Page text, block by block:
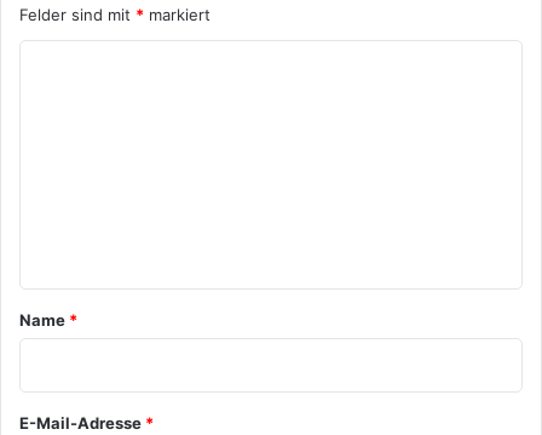
Felder sind mit * markiert
a
*
Name *
E-Mail-Adresse *